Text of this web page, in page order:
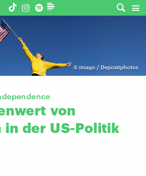
© imago / Depositphotos
von
in der US-Politik